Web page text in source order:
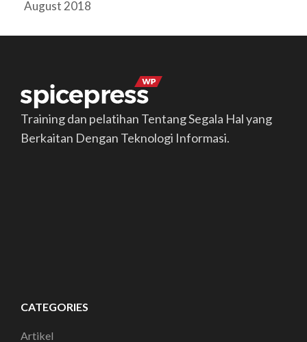
August 2018
Training dan pelatihan Tentang Segala Hal yang
Berkaitan Dengan Teknologi Informasi.
CATEGORIES
Artikel